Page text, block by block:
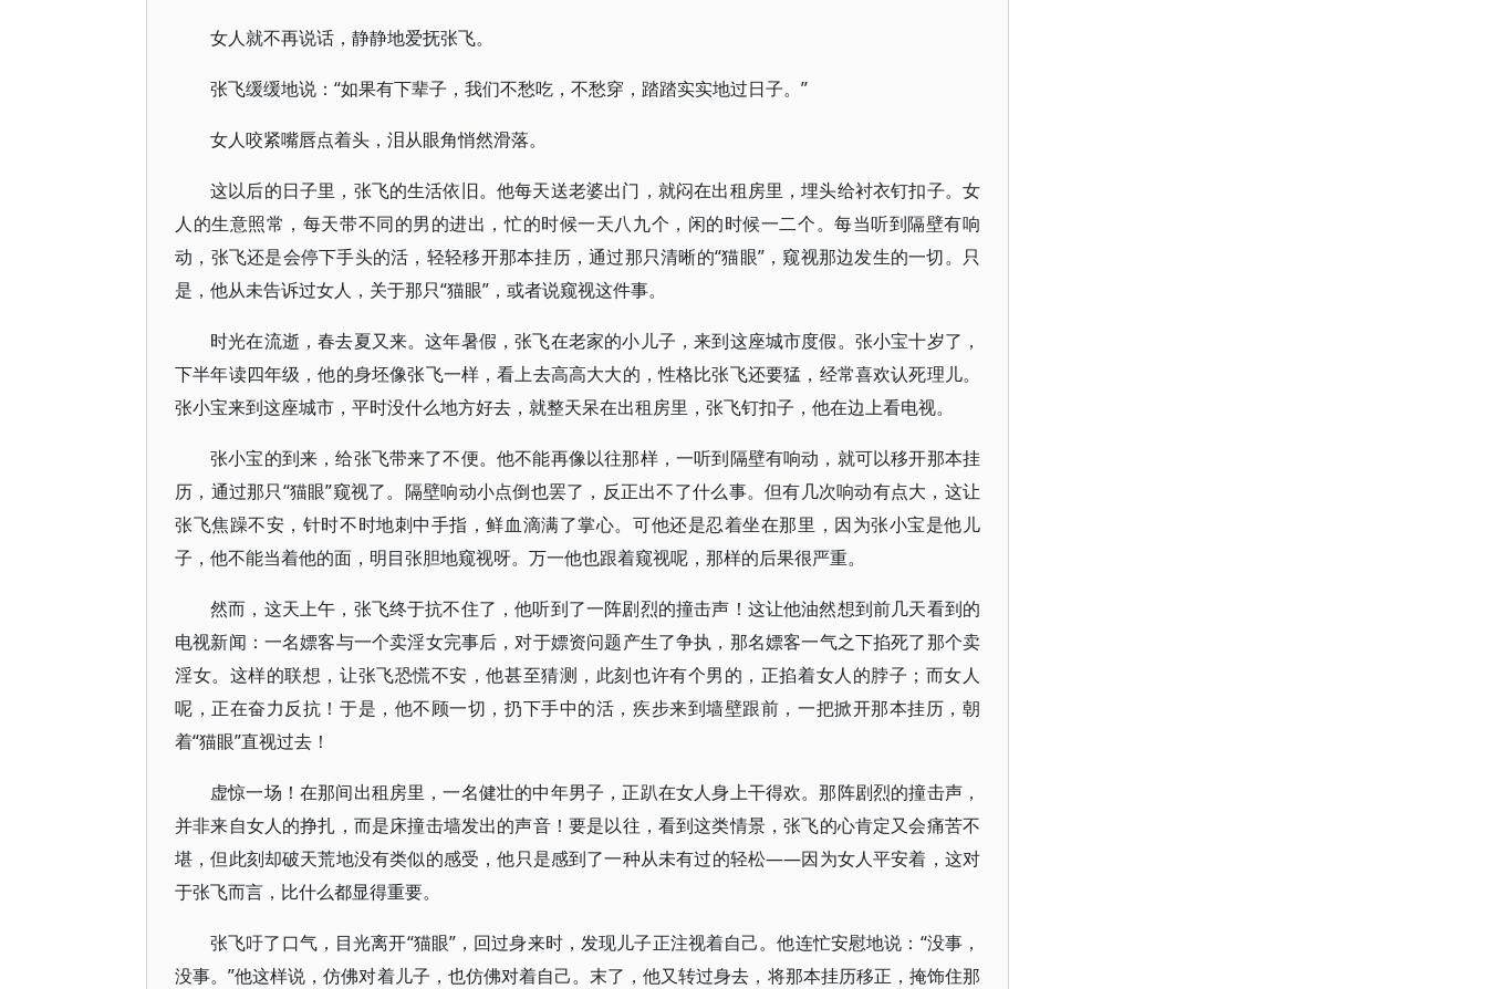
女人就不再说话，静静地爱抚张飞。
张飞缓缓地说：“如果有下辈子，我们不愁吃，不愁穿，踏踏实实地过日子。”
女人咬紧嘴唇点着头，泪从眼角悄然滑落。
这以后的日子里，张飞的生活依旧。他每天送老婆出门，就闷在出租房里，埋头给衬衣钉扣子。女
人的生意照常，每天带不同的男的进出，忙的时候一天八九个，闲的时候一二个。每当听到隔壁有响
动，张飞还是会停下手头的活，轻轻移开那本挂历，通过那只清晰的“猫眼”，窥视那边发生的一切。只
是，他从未告诉过女人，关于那只“猫眼”，或者说窥视这件事。
时光在流逝，春去夏又来。这年暑假，张飞在老家的小儿子，来到这座城市度假。张小宝十岁了，
下半年读四年级，他的身坯像张飞一样，看上去高高大大的，性格比张飞还要猛，经常喜欢认死理儿。
张小宝来到这座城市，平时没什么地方好去，就整天呆在出租房里，张飞钉扣子，他在边上看电视。
张小宝的到来，给张飞带来了不便。他不能再像以往那样，一听到隔壁有响动，就可以移开那本挂
历，通过那只“猫眼”窥视了。隔壁响动小点倒也罢了，反正出不了什么事。但有几次响动有点大，这让
张飞焦躁不安，针时不时地刺中手指，鲜血滴满了掌心。可他还是忍着坐在那里，因为张小宝是他儿
子，他不能当着他的面，明目张胆地窥视呀。万一他也跟着窥视呢，那样的后果很严重。
然而，这天上午，张飞终于抗不住了，他听到了一阵剧烈的撞击声！这让他油然想到前几天看到的
电视新闻：一名嫖客与一个卖淫女完事后，对于嫖资问题产生了争执，那名嫖客一气之下掐死了那个卖
淫女。这样的联想，让张飞恐慌不安，他甚至猜测，此刻也许有个男的，正掐着女人的脖子；而女人
呢，正在奋力反抗！于是，他不顾一切，扔下手中的活，疾步来到墙壁跟前，一把掀开那本挂历，朝
着“猫眼”直视过去！
虚惊一场！在那间出租房里，一名健壮的中年男子，正趴在女人身上干得欢。那阵剧烈的撞击声，
并非来自女人的挣扎，而是床撞击墙发出的声音！要是以往，看到这类情景，张飞的心肯定又会痛苦不
堪，但此刻却破天荒地没有类似的感受，他只是感到了一种从未有过的轻松——因为女人平安着，这对
于张飞而言，比什么都显得重要。
张飞吁了口气，目光离开“猫眼”，回过身来时，发现儿子正注视着自己。他连忙安慰地说：“没事，
没事。”他这样说，仿佛对着儿子，也仿佛对着自己。末了，他又转过身去，将那本挂历移正，掩饰住那